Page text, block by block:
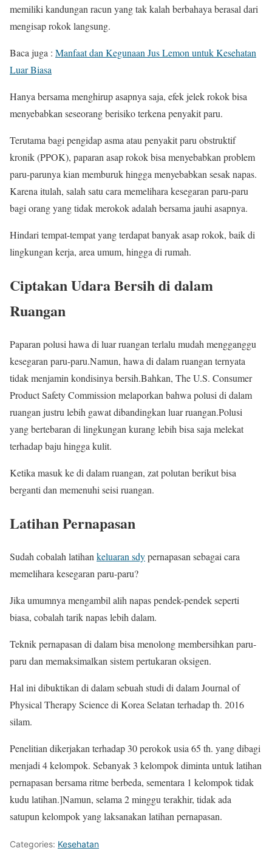
memiliki kandungan racun yang tak kalah berbahaya berasal dari
mengisap rokok langsung.
Baca juga : Manfaat dan Kegunaan Jus Lemon untuk Kesehatan
Luar Biasa
Hanya bersama menghirup asapnya saja, efek jelek rokok bisa
menyebabkan seseorang berisiko terkena penyakit paru.
Terutama bagi pengidap asma atau penyakit paru obstruktif
kronik (PPOK), paparan asap rokok bisa menyebabkan problem
paru-parunya kian memburuk hingga menyebabkan sesak napas.
Karena itulah, salah satu cara memelihara kesegaran paru-paru
bagi orang yang tidak merokok adalah bersama jauhi asapnya.
Hindari tempat-tempat yang terdapat banyak asap rokok, baik di
lingkungan kerja, area umum, hingga di rumah.
Ciptakan Udara Bersih di dalam
Ruangan
Paparan polusi hawa di luar ruangan terlalu mudah mengganggu
kesegaran paru-paru.Namun, hawa di dalam ruangan ternyata
tidak menjamin kondisinya bersih.Bahkan, The U.S. Consumer
Product Safety Commission melaporkan bahwa polusi di dalam
ruangan justru lebih gawat dibandingkan luar ruangan.Polusi
yang bertebaran di lingkungan kurang lebih bisa saja melekat
terhadap baju hingga kulit.
Ketika masuk ke di dalam ruangan, zat polutan berikut bisa
berganti dan memenuhi seisi ruangan.
Latihan Pernapasan
Sudah cobalah latihan keluaran sdypernapasan sebagai cara
memelihara kesegaran paru-paru?
Jika umumnya mengambil alih napas pendek-pendek seperti
biasa, cobalah tarik napas lebih dalam.
Teknik pernapasan di dalam bisa menolong membersihkan paru-
paru dan memaksimalkan sistem pertukaran oksigen.
Hal ini dibuktikan di dalam sebuah studi di dalam Journal of
Physical Therapy Science di Korea Selatan terhadap th. 2016
silam.
Penelitian dikerjakan terhadap 30 perokok usia 65 th. yang dibagi
menjadi 4 kelompok. Sebanyak 3 kelompok diminta untuk latihan
pernapasan bersama ritme berbeda, sementara 1 kelompok tidak
kudu latihan.]Namun, selama 2 minggu terakhir, tidak ada
satupun kelompok yang laksanakan latihan pernapasan.
Categories: Kesehatan